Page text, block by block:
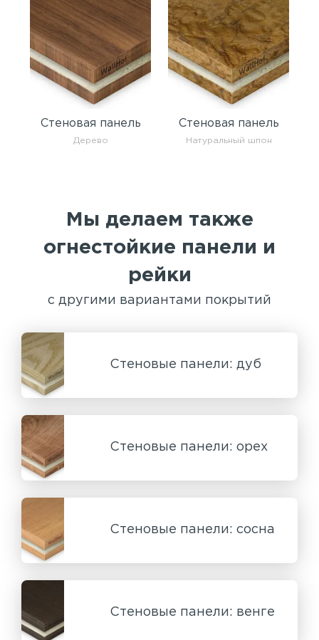
Стеновая панель
Дерево
Стеновая панель
Натуральный шпон
Мы делаем также
огнестойкие панели и
рейки
с другими вариантами покрытий
Стеновые панели: дуб
Стеновые панели: орех
Стеновые панели: сосна
Стеновые панели: венге